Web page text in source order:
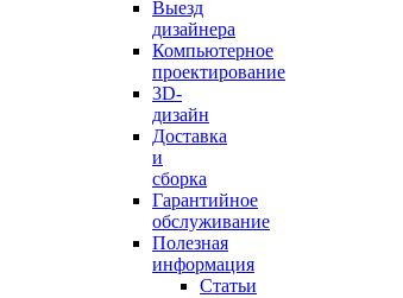
Выезд
дизайнера
Компьютерное
проектирование
3D-
дизайн
Доставка
и
сборка
Гарантийное
обслуживание
Полезная
информация
Статьи